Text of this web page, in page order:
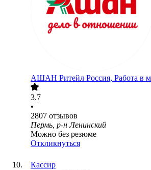
АШАН Ритейл Россия, Работа в
3.7
•
2807 отзывов
Пермь, р-н Ленинский
Можно без резюме
Откликнуться
Кассир